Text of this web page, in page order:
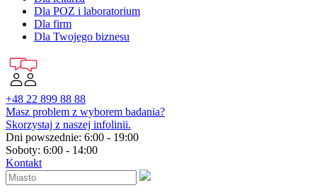
Dla POZ i laboratorium
Dla firm
Dla Twojego biznesu
+48 22 899 88 88
Masz problem z wyborem badania?
Skorzystaj z naszej infolinii.
Dni powszednie: 6:00 - 19:00
Soboty: 6:00 - 14:00
Kontakt